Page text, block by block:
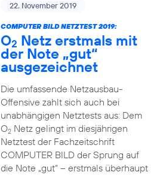
22. November 2019
COMPUTER BILD NETZTEST 2019:
O2 Netz erstmals mit
der Note „gut“
ausgezeichnet
Die umfassende Netzausbau-
Offensive zahlt sich auch bei
unabhängigen Netztests aus: Dem
O2Netz gelingt im diesjährigen
Netztest der Fachzeitschrift
COMPUTER BILD der Sprung auf
die Note „gut“ – erstmals überhaupt